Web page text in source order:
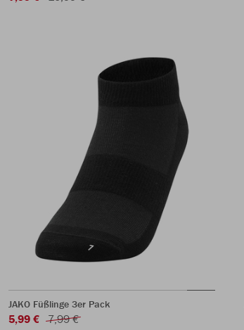
JAKO Füßlinge 3er Pack
5,99 € 7,99 €